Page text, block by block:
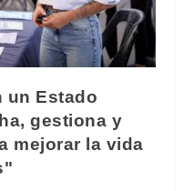
un Estado
gestiona y
mejorar la vida